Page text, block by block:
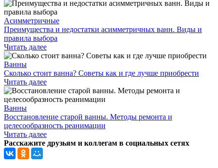
Асимметричные
Преимущества и недостатки асимметричных ванн. Виды и
правила выбора
Читать далее
Ванны
Сколько стоит ванна? Советы как и где лучше приобрести
Читать далее
Ванны
Восстановление старой ванны. Методы ремонта и
целесообразность реанимации
Читать далее
Расскажите друзьям и коллегам в социальных сетях